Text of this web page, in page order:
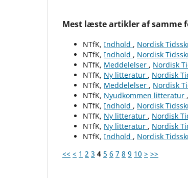
Mest læste artikler af samme
NTfK, Indhold , Nordisk
NTfK, Indhold , Nordisk
NTfK, Meddelelser , Nordisk
NTfK, Ny litteratur , Nordisk
NTfK, Meddelelser , Nordisk
NTfK, Nyudkommen litteratur ,
NTfK, Indhold , Nordisk
NTfK, Ny litteratur , Nordisk
NTfK, Ny litteratur , Nordisk
NTfK, Indhold , Nordisk
<< < 1 2 3 4 5 6 7 8 9 10 > >>